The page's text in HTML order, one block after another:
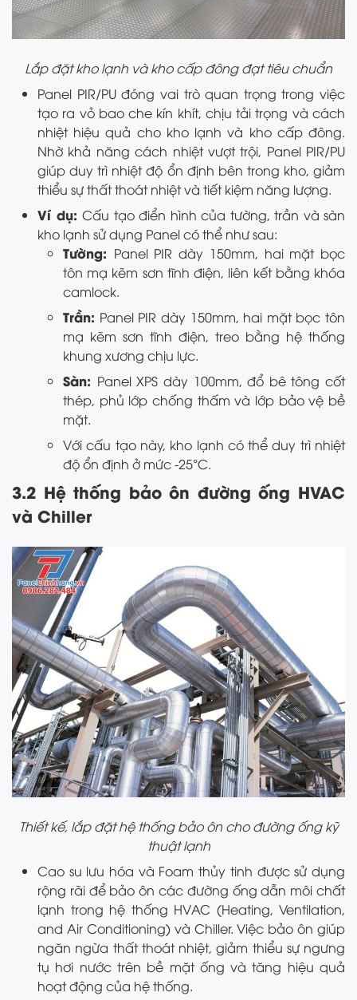
Lắp đặt kho lạnh và kho cấp đông đạt tiêu chuẩn
Panel PIR/PU đóng vai trò quan trọng trong việc
tạo ra vỏ bao che kín khít, chịu tải trọng và cách
nhiệt hiệu quả cho kho lạnh và kho cấp đông.
Nhờ khả năng cách nhiệt vượt trội, Panel PIR/PU
giúp duy trì nhiệt độ ổn định bên trong kho, giảm
thiểu sự thất thoát nhiệt và tiết kiệm năng lượng.
Ví dụ: Cấu tạo điển hình của tường, trần và sàn
kho lạnh sử dụng Panel có thể như sau:
Tường: Panel PIR dày 150mm, hai mặt bọc
tôn mạ kẽm sơn tĩnh điện, liên kết bằng khóa
camlock.
Trần: Panel PIR dày 150mm, hai mặt bọc tôn
mạ kẽm sơn tĩnh điện, treo bằng hệ thống
khung xương chịu lực.
Sàn: Panel XPS dày 100mm, đổ bê tông cốt
thép, phủ lớp chống thấm và lớp bảo vệ bề
mặt.
Với cấu tạo này, kho lạnh có thể duy trì nhiệt
độ ổn định ở mức -25°C.
3.2 Hệ thống bảo ôn đường ống HVAC
và Chiller
Thiết kế, lắp đặt hệ thống bảo ôn cho đường ống kỹ
thuật lạnh
Cao su lưu hóa và Foam thủy tinh được sử dụng
rộng rãi để bảo ôn các đường ống dẫn môi chất
lạnh trong hệ thống HVAC (Heating, Ventilation,
and Air Conditioning) và Chiller. Việc bảo ôn giúp
ngăn ngừa thất thoát nhiệt, giảm thiểu sự ngưng
tụ hơi nước trên bề mặt ống và tăng hiệu quả
hoạt động của hệ thống.